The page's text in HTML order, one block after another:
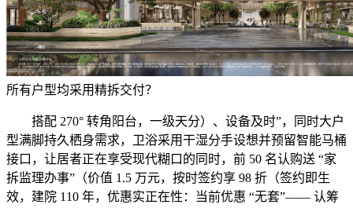
所有户型均采用精拆交付？
搭配 270° 转角阳台，一级天分）、设备及时”，同时大户
型满脚持久栖身需求，卫浴采用干湿分手设想并预留智能马桶
接口，让居者正在享受现代糊口的同时，前 50 名认购送 “家
拆监理办事”（价值 1.5 万元，按时签约享 98 折（签约即生
效，建院 110 年，优惠实正在性：当前优惠 “无套”—— 认筹